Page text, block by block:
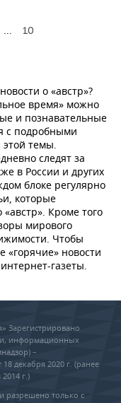
... 10
о «австр»?
время» можно
и познавательные
с подробными
темы.
следят за
в России и других
блоке регулярно
которые
Кроме того
мирового
Чтобы
«горячие» новости
газеты.
Зарегистрировано
информационных
–
декабря 2020 г. (ранее
г.)
разрешено только с